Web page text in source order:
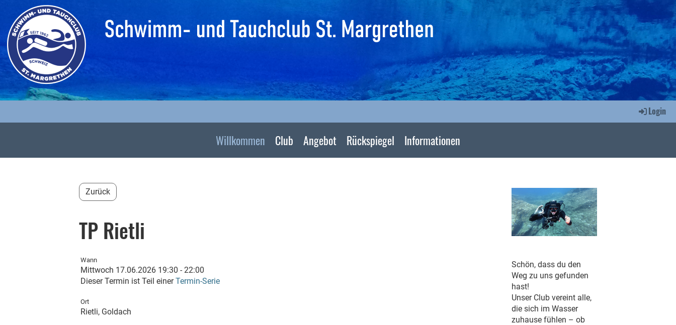
Login
Willkommen Club Angebot Rückspiegel Informationen
Zurück
TP Rietli
Wann
Mittwoch 17.06.2026 19:30 - 22:00
Dieser Termin ist Teil einerTermin-Serie
Ort
Rietli, Goldach
Schön, dass du den
Weg zu uns gefunden
hast!
Unser Club vereint alle,
die sich im Wasser
zuhause fühlen – ob